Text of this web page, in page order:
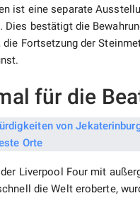
ist eine separate
Dies bestätigt die
die Fortsetzung der
für die
Liverpool Four mit
die Welt eroberte,